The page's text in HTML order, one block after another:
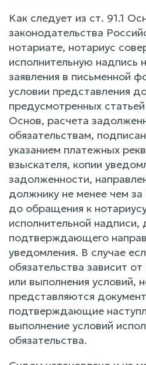
Как следует из ст. 91.1
законодательства
нотариате, нотариус
исполнительную надпись
заявления в письменной
условии представления
предусмотренных
Основ, расчета
обязательствам,
указанием платежных
взыскателя, копии
задолженности,
должнику не менее чем
до обращения к
исполнительной надписи,
подтверждающего
уведомления. В случае
обязательства зависит
или выполнения условий,
представляются
подтверждающие
выполнение условий
обязательства.